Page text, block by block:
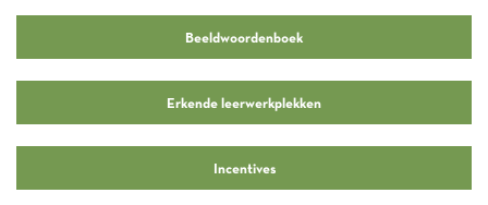
Beeldwoordenboek
Erkende leerwerkplekken
Incentives